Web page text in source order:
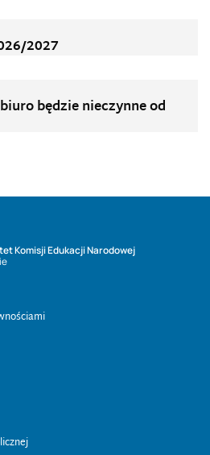
2027
będzie nieczynne od
Komisji Edukacji Narodowej